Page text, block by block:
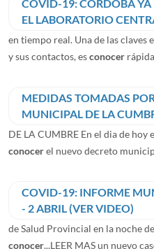
COVID-19: CORDOBA YA
EL LABORATORIO
en tiempo real. Una de las claves
y sus contactos, esconocer
MEDIDAS TOMADAS
MUNICIPAL DE LA
DE LA CUMBRE En el dia de
conocerel nuevo decreto
COVID-19: INFORME
- 2 ABRIL (VER VIDEO)
de Salud Provincial en la noche
conocer...LEER MAS un nuevo